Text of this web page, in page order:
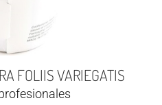
FOLIIS VARIEGATIS